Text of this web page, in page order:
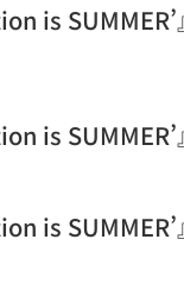
is
is
is